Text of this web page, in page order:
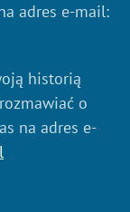
adres e-mail:
historią
o
na adres e-